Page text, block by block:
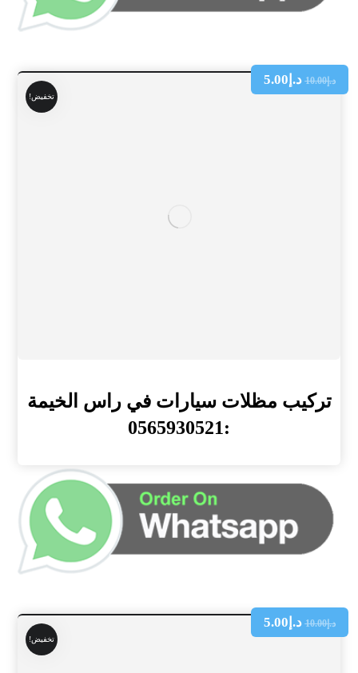
تخفيض!
تركيب مظلات سيارات في راس الخيمة
:0565930521
د.إ10.00 د.إ 5.00
تخفيض!
د.إ10.00 د.إ 5.00